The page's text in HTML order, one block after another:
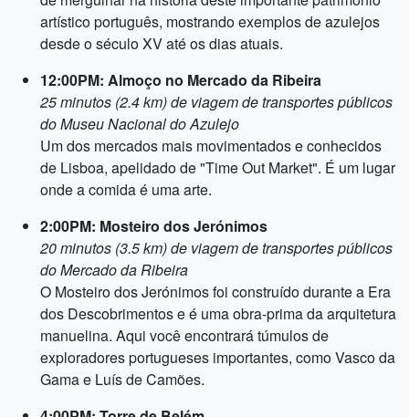
artístico português, mostrando exemplos de azulejos
desde o século XV até os dias atuais.
12:00PM: Almoço no Mercado da Ribeira
25 minutos (2.4 km) de viagem de transportes públicos
do Museu Nacional do Azulejo
Um dos mercados mais movimentados e conhecidos
de Lisboa, apelidado de "Time Out Market". É um lugar
onde a comida é uma arte.
2:00PM: Mosteiro dos Jerónimos
20 minutos (3.5 km) de viagem de transportes públicos
do Mercado da Ribeira
O Mosteiro dos Jerónimos foi construído durante a Era
dos Descobrimentos e é uma obra-prima da arquitetura
manuelina. Aqui você encontrará túmulos de
exploradores portugueses importantes, como Vasco da
Gama e Luís de Camões.